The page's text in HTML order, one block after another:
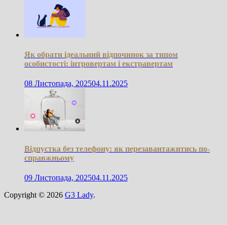
Як обрати ідеальний відпочинок за типом
особистості: інтровертам і екстравертам
08 Листопада, 202504.11.2025
Відпустка без телефону: як перезавантажитись по-
справжньому
09 Листопада, 202504.11.2025
Copyright © 2026 G3 Lady.